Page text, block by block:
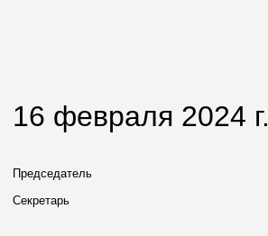
16 февраля 2024 г.
Председатель
Секретарь